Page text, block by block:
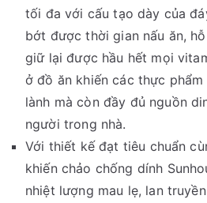
tối đa với cấu tạo dày của
bớt được thời gian nấu ăn,
giữ lại được hầu hết mọi
ở đồ ăn khiến các thực
lành mà còn đầy đủ nguồn
người trong nhà.
Với thiết kế đạt tiêu chuẩn
khiến chảo chống dính
nhiệt lượng mau lẹ, lan